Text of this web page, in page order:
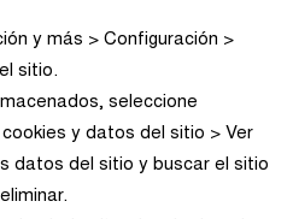
y más > Configuración >
sitio.
seleccione
y datos del sitio > Ver
datos del sitio y buscar el sitio